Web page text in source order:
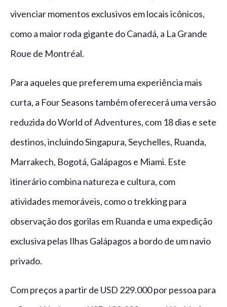
vivenciar momentos exclusivos em locais icônicos,
como a maior roda gigante do Canadá, a La Grande
Roue de Montréal.
Para aqueles que preferem uma experiência mais
curta, a Four Seasons também oferecerá uma versão
reduzida do World of Adventures, com 18 dias e sete
destinos, incluindo Singapura, Seychelles, Ruanda,
Marrakech, Bogotá, Galápagos e Miami. Este
itinerário combina natureza e cultura, com
atividades memoráveis, como o trekking para
observação dos gorilas em Ruanda e uma expedição
exclusiva pelas Ilhas Galápagos a bordo de um navio
privado.
Com preços a partir de USD 229.000 por pessoa para